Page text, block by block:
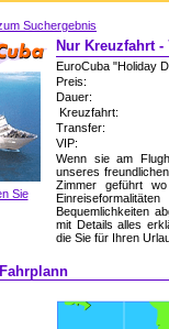
Suchergebnis
Sie
Nur Kreuzfahrt
EuroCuba "Holiday
Preis:
Dauer:
Kreuzfahrt:
Transfer:
VIP:
Wenn sie am
unseres
Zimmer geführt
Bequemlichkeiten
mit Details alles
die Sie für Ihren